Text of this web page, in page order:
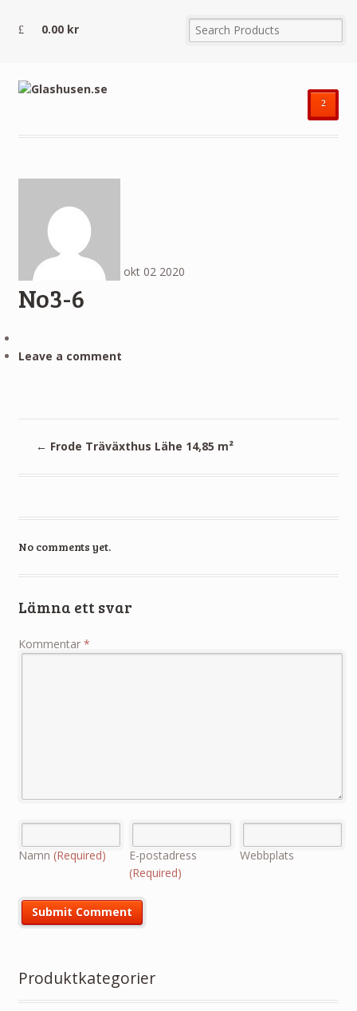
0.00 kr
²
okt 02 2020
No3-6
Leave a comment
← Frode Träväxthus Lähe 14,85 m²
No comments yet.
Lämna ett svar
Kommentar *
Namn (Required)
E-postadress
(Required)
Webbplats
Produktkategorier